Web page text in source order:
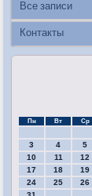
Все записи
Контакты
Пн Вт Ср
3
4 5
10
11 12
17
18 19
24
25 26